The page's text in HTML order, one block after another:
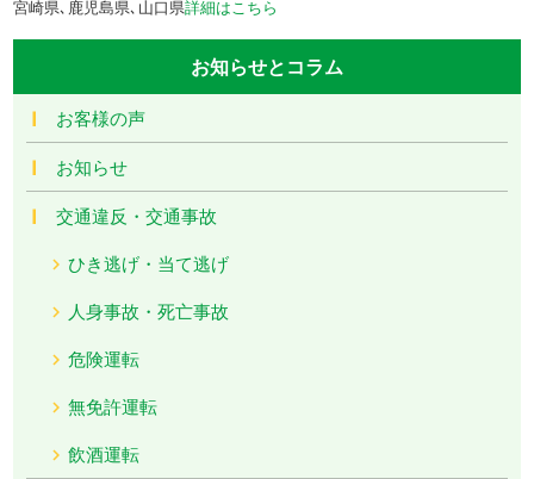
宮崎県､鹿児島県､山口県詳細はこちら
お知らせとコラム
お客様の声
お知らせ
交通違反・交通事故
ひき逃げ・当て逃げ
人身事故・死亡事故
危険運転
無免許運転
飲酒運転